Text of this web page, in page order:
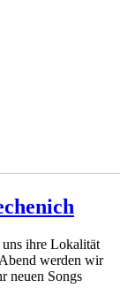
uns ihre Lokalität
werden wir
neuen Songs